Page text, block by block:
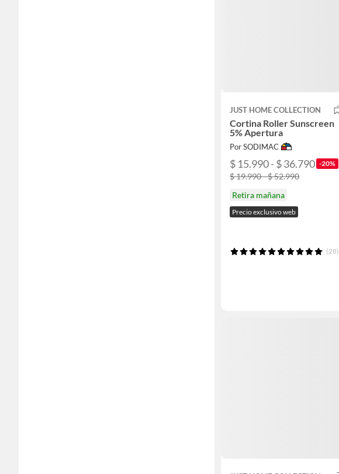
JUST HOME COLLECTION
Cortina Roller Sunscreen
5% Apertura
Por SODIMAC
$ 15.990 - $ 36.790 -20%
$ 19.990 - $ 52.990
Retira mañana
Precio exclusivo web
(28)